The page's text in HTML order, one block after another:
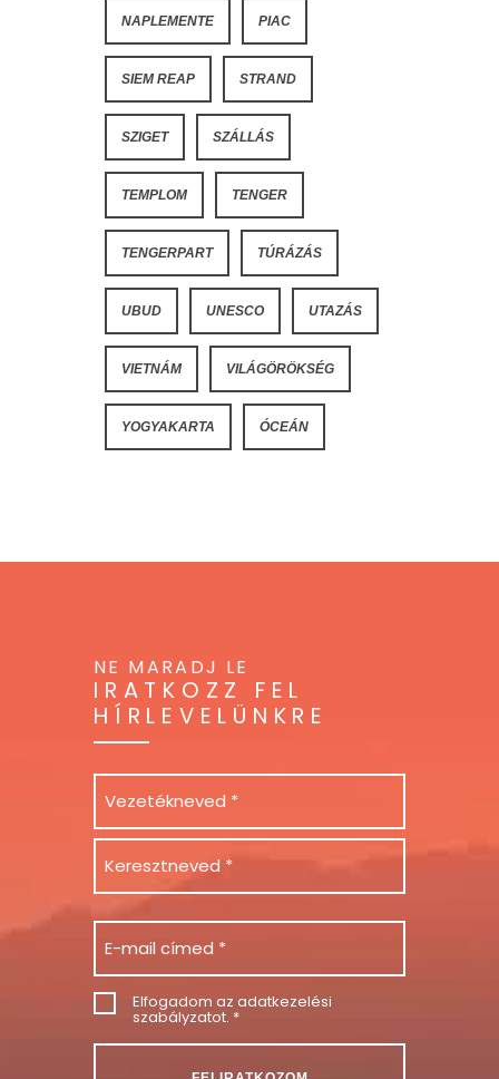
NAPLEMENTE PIAC
SIEM REAP STRAND
SZIGET SZÁLLÁS
TEMPLOM TENGER
TENGERPART TÚRÁZÁS
UBUD UNESCO UTAZÁS
VIETNÁM VILÁGÖRÖKSÉG
YOGYAKARTA ÓCEÁN
NE MARADJ LE
IRATKOZZ FEL
HÍRLEVELÜNKRE
Név
Consent
Elfogadom az adatkezelési
szabályzatot. *